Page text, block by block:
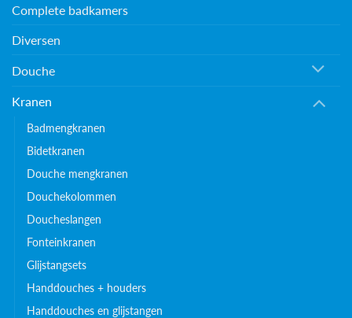
Complete badkamers
Diversen
Douche
Kranen
Badmengkranen
Bidetkranen
Douche mengkranen
Douchekolommen
Doucheslangen
Fonteinkranen
Glijstangsets
Handdouches + houders
Handdouches en glijstangen